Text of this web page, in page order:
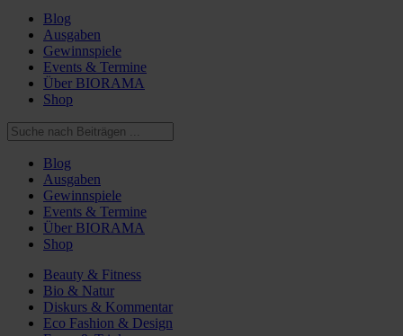
Blog
Ausgaben
Gewinnspiele
Events & Termine
Über BIORAMA
Shop
Blog
Ausgaben
Gewinnspiele
Events & Termine
Über BIORAMA
Shop
Beauty & Fitness
Bio & Natur
Diskurs & Kommentar
Eco Fashion & Design